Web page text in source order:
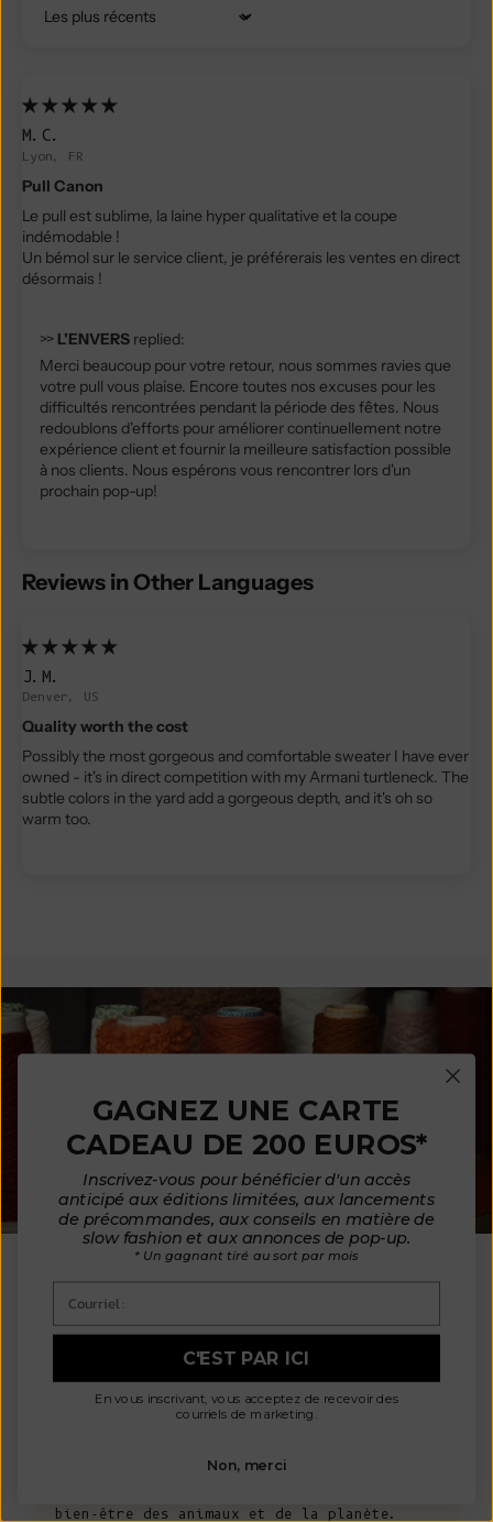
Trier par
M.C.
Lyon, FR
Pull Canon
Le pull est sublime, la laine hyper qualitative et la coupe
indémodable !
Un bémol sur le service client, je préférerais les ventes en direct
désormais !
>> L'ENVERS replied:
Merci beaucoup pour votre retour, nous sommes ravies que
votre pull vous plaise. Encore toutes nos excuses pour les
difficultés rencontrées pendant la période des fêtes. Nous
redoublons d'efforts pour améliorer continuellement notre
expérience client et fournir la meilleure satisfaction possible
à nos clients. Nous espérons vous rencontrer lors d'un
prochain pop-up!
Reviews in Other Languages
J.M.
Denver, US
Quality worth the cost
Possibly the most gorgeous and comfortable sweater I have ever
owned - it's in direct competition with my Armani turtleneck. The
subtle colors in the yard add a gorgeous depth, and it's oh so
warm too.
NOS MATIÈRES
l'homme : la laine sans cruauté et le coton
biologique. Nos matières de haute qualité
proviennent d'usines situées en France, en
Italie, en Espagne et au Portugal, ce qui
nous permet de contrôler les conditions de
non toxiques, sans danger pour votre santé
bien-être des animaux et de la planète.
GAGNEZ UNE CARTE
CADEAU DE 200 EUROS*
Inscrivez-vous pour bénéficier d'un accès
anticipé aux éditions limitées, aux lancements
de précommandes, aux conseils en matière de
slow fashion et aux annonces de pop-up.
* Un gagnant tiré au sort par mois
C'EST PAR ICI
En vous inscrivant, vous acceptez de recevoir des
courriels de marketing.
Non, merci